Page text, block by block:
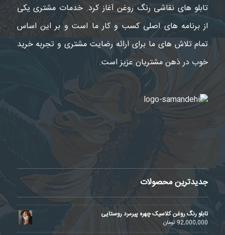
تابلو های نقاشی رنگ روغن آغاز کرد. خدمات مشتری یکی
از برنامه های اصلی کسب و کار ما است و بر این اساس
تمام تلاش های ما برای ارائه رضایت مشتری و تجربه خرید
خوب در ذهن مشتریان عزیز است.
جدیدترین محصولات
تابلو رنگ روغن کلاسیک چهره پیرمرد روستایی
92,000,000تومان